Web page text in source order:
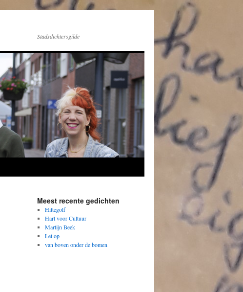
Stadsdichtersgilde
Meest recente gedichten
Hittegolf
Hart voor Cultuur
Martijn Beek
Let op
van boven onder de bomen